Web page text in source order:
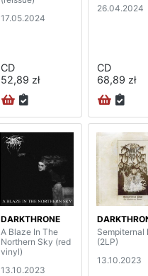
17.05.2024
CD
52,89 zł
26.04.2024
CD
68,89 zł
DARKTHRONE
A Blaze In The
Northern Sky (red
vinyl)
13.10.2023
Sempiternal
(2LP)
13.10.2023